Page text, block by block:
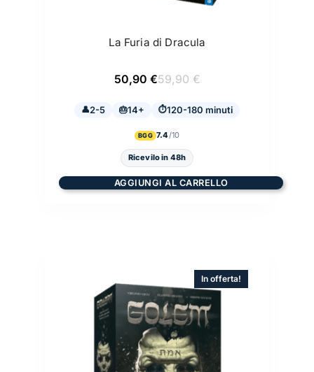
La Furia di Dracula
59,90 €
Il
prezzo
era:
50,90 €Il
prezzo
è:
2-5 14+ 120-180 minuti
BGG 7.4
Ricevilo in 48h
AGGIUNGI AL CARRELLO
In offerta!